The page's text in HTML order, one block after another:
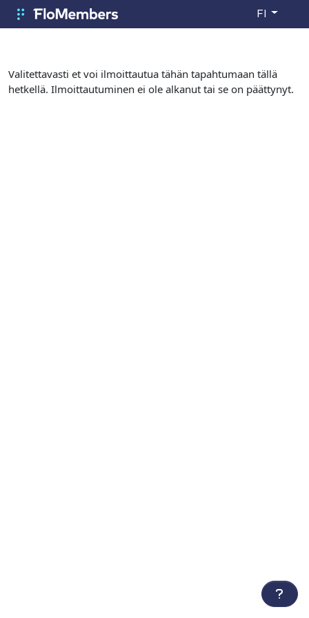
FloMembers FI
Valitettavasti et voi ilmoittautua tähän tapahtumaan tällä
hetkellä. Ilmoittautuminen ei ole alkanut tai se on päättynyt.